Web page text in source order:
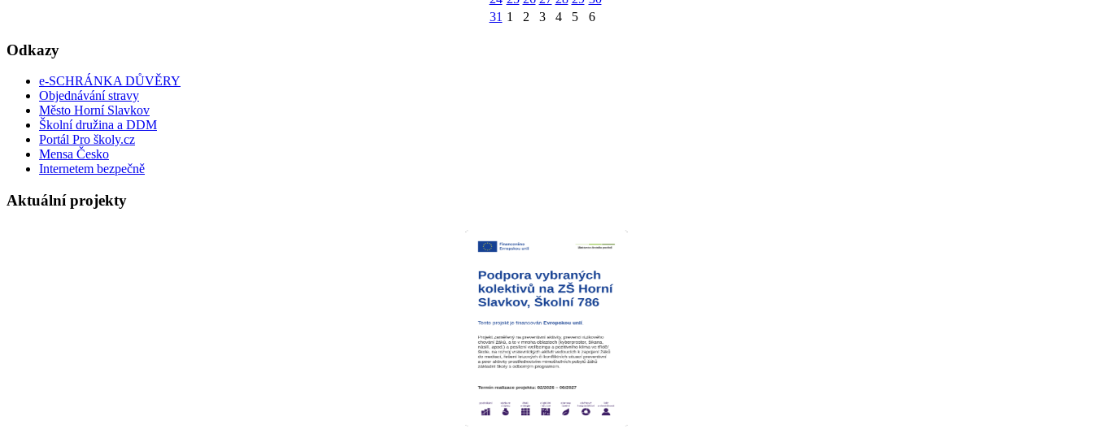
31 1 2 3 4 5 6
Odkazy
e-SCHRÁNKA DŮVĚRY
Objednávání stravy
Město Horní Slavkov
Školní družina a DDM
Portál Pro školy.cz
Mensa Česko
Internetem bezpečně
Aktuální projekty